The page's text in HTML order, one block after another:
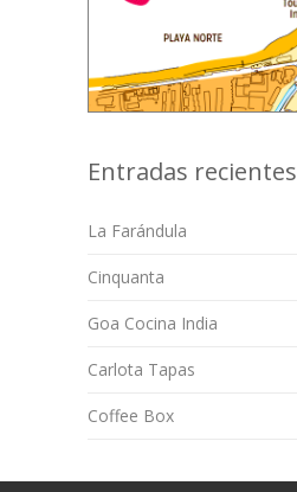
Entradas recientes
La Farándula
Cinquanta
Goa Cocina India
Carlota Tapas
Coffee Box